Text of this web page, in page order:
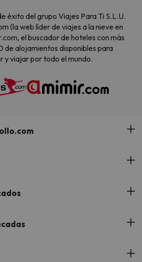
éxito del grupo Viajes Para Ti S.L.U.
(la web líder de viajes a la nieve en
el buscador de hoteles con más
alojamientos disponibles para
y viajar por todo el mundo.